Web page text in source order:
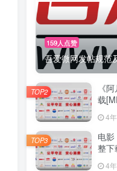
159人点赞
吾爱微网发帖规范
《
载
4
TOP2
电
整下
4
TOP3